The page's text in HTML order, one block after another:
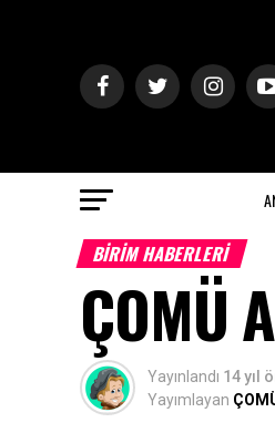
BİRİM HABERLERİ
ÇOMÜ
Yayınlandı 14 yıl
Yayımlayan